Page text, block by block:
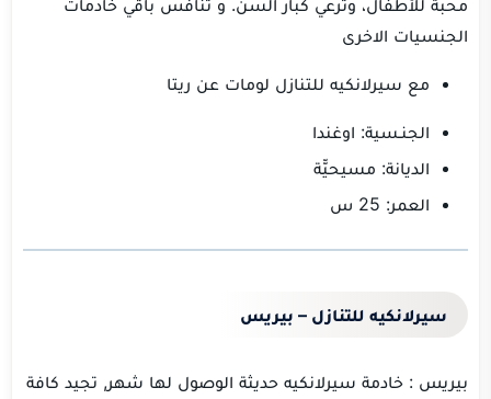
الجنسيات الاخرى
مع سيرلانكيه للتنازل لومات عن ريتا
الجنـسية: اوغندا
الديانة: مسيحيّّة
العمر: 25 س
سيرلانكيه للتنازل – بيريس
بيريس : خادمة سيرلانكيه حديثة الوصول لها شهر, تجيد كافة